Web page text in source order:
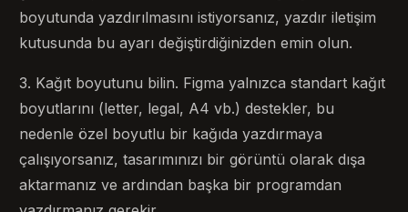
boyutunda yazdırılmasını istiyorsanız, yazdır iletişim
kutusunda bu ayarı değiştirdiğinizden emin olun.
3. Kağıt boyutunu bilin. Figma yalnızca standart kağıt
boyutlarını (letter, legal, A4 vb.) destekler, bu
nedenle özel boyutlu bir kağıda yazdırmaya
çalışıyorsanız, tasarımınızı bir görüntü olarak dışa
aktarmanız ve ardından başka bir programdan